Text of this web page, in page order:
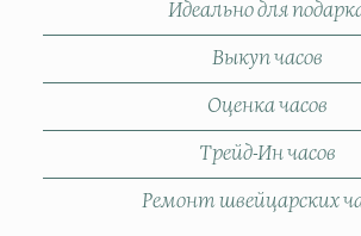
Идеально для
Выкуп часов
Оценка часов
Трейд-Ин часов
Ремонт швейцарских